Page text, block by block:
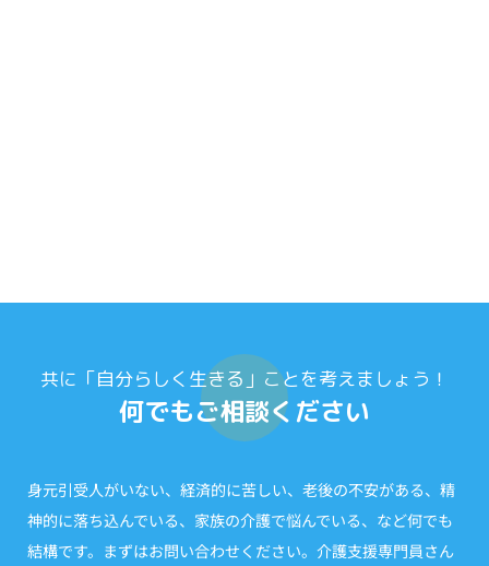
共に「自分らしく生きる」ことを考えましょう！
何でもご相談ください
身元引受人がいない、経済的に苦しい、老後の不安がある、精
神的に落ち込んでいる、家族の介護で悩んでいる、など何でも
結構です。まずはお問い合わせください。介護支援専門員さん